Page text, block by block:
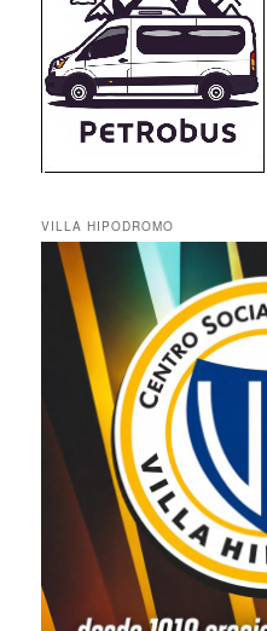
VILLA HIPODROMO